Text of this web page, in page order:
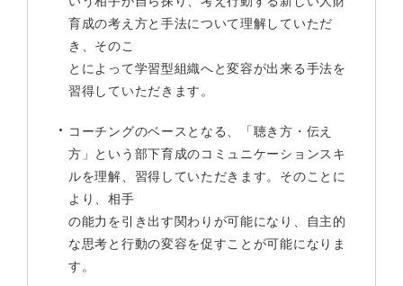
育成の考え方と手法について理解していただ
き、そのこ
とによって学習型組織へと変容が出来る手法を
習得していただきます。
コーチングのベースとなる、「聴き方・伝え
方」という部下育成のコミュニケーションスキ
ルを理解、習得していただきます。そのことに
より、相手
の能力を引き出す関わりが可能になり、自主的
な思考と行動の変容を促すことが可能になりま
す。